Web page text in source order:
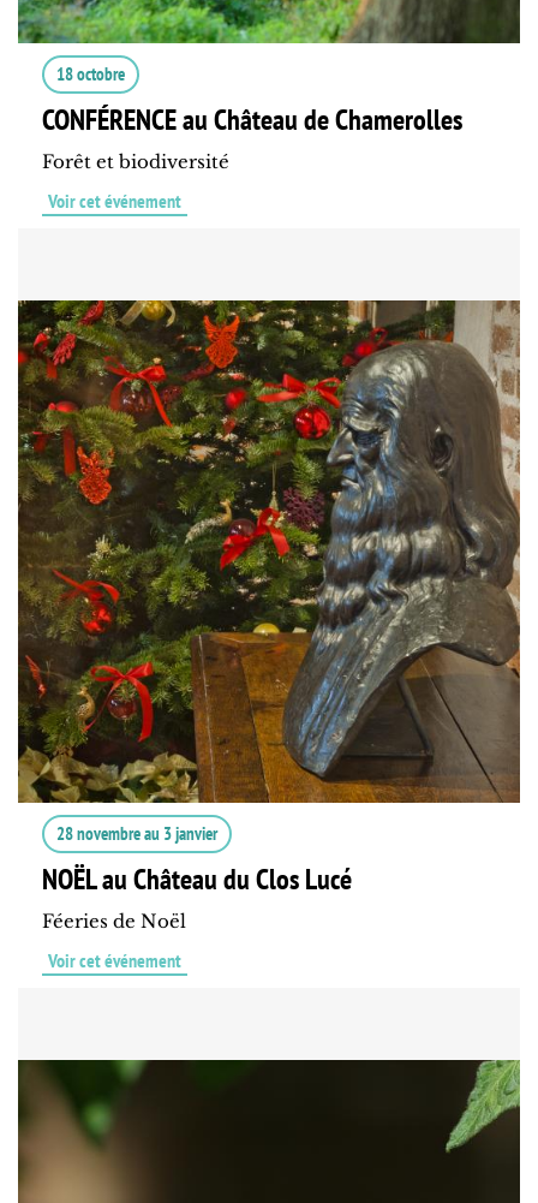
18 octobre
CONFÉRENCE au Château de Chamerolles
Forêt et biodiversité
Voir cet événement
28 novembreau 3 janvier
NOËL au Château du Clos Lucé
Féeries de Noël
Voir cet événement